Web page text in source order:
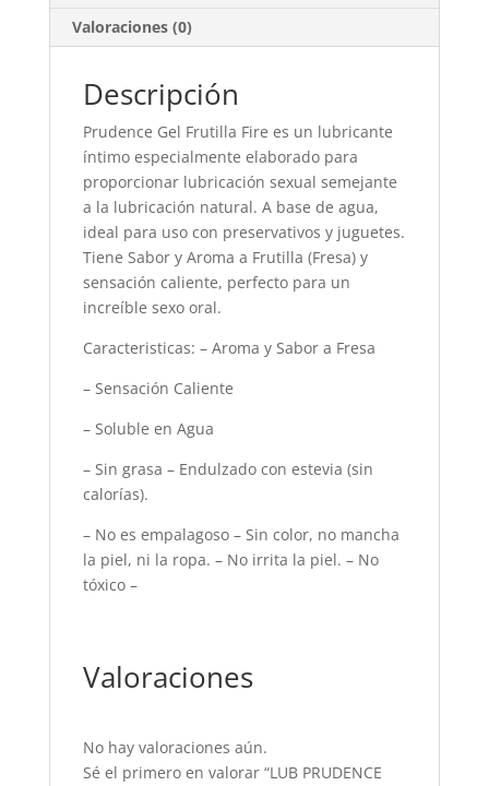
Valoraciones (0)
Descripción
Prudence Gel Frutilla Fire es un lubricante
íntimo especialmente elaborado para
proporcionar lubricación sexual semejante
a la lubricación natural. A base de agua,
ideal para uso con preservativos y juguetes.
Tiene Sabor y Aroma a Frutilla (Fresa) y
sensación caliente, perfecto para un
increíble sexo oral.
Caracteristicas: – Aroma y Sabor a Fresa
– Sensación Caliente
– Soluble en Agua
– Sin grasa – Endulzado con estevia (sin
calorías).
– No es empalagoso – Sin color, no mancha
la piel, ni la ropa. – No irrita la piel. – No
tóxico –
Valoraciones
No hay valoraciones aún.
Sé el primero en valorar “LUB PRUDENCE